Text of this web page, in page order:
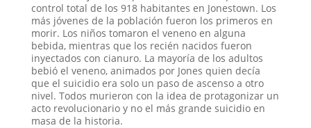
control total de los 918 habitantes en Jonestown. Los
más jóvenes de la población fueron los primeros en
morir. Los niños tomaron el veneno en alguna
bebida, mientras que los recién nacidos fueron
inyectados con cianuro. La mayoría de los adultos
bebió el veneno, animados por Jones quien decía
que el suicidio era solo un paso de ascenso a otro
nivel. Todos murieron con la idea de protagonizar un
acto revolucionario y no el más grande suicidio en
masa de la historia.